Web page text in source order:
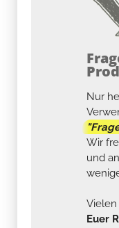
Nur
Wir
und
Vielen
Euer